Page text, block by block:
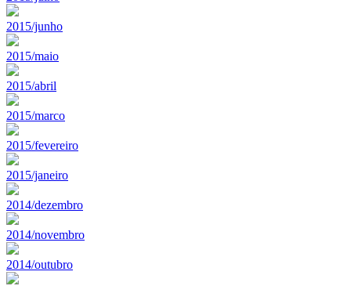
2015/junho
2015/maio
2015/abril
2015/marco
2015/fevereiro
2015/janeiro
2014/dezembro
2014/novembro
2014/outubro